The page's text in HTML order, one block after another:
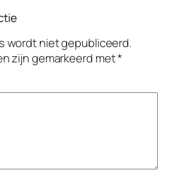
wordt niet gepubliceerd.
zijn gemarkeerd met*